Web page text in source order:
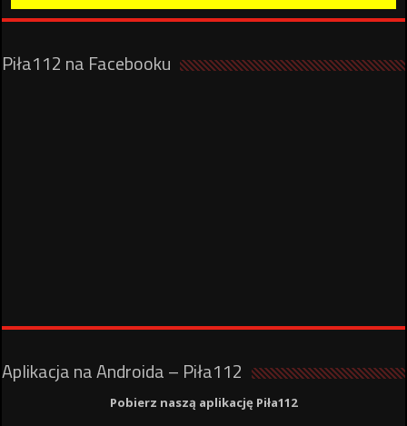
Piła112 na Facebooku
Aplikacja na Androida – Piła112
Pobierz naszą aplikację Piła112